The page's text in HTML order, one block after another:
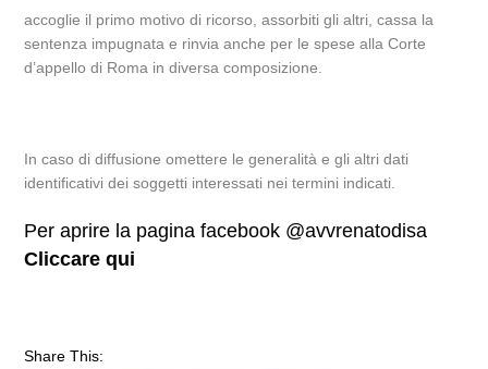
accoglie il primo motivo di ricorso, assorbiti gli altri, cassa la
sentenza impugnata e rinvia anche per le spese alla Corte
d’appello di Roma in diversa composizione.
In caso di diffusione omettere le generalità e gli altri dati
identificativi dei soggetti interessati nei termini indicati.
Per aprire la pagina facebook @avvrenatodisa
Cliccare qui
Share This: